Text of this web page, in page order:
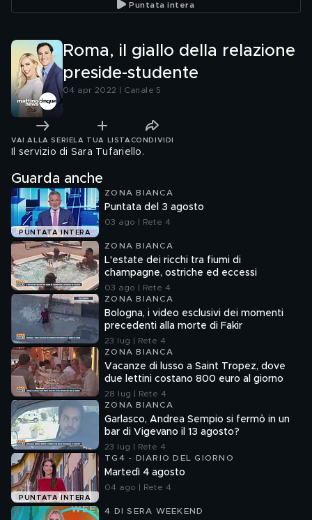
Biloslavo
Puntata intera
Roma, il giallo della relazione
preside-studente
04 apr 2022 | Canale 5
VAI ALLA SERIE LA TUA LISTA CONDIVIDI
Il servizio di Sara Tufariello.
Guarda anche
PUNTATA INTERA
ZONA BIANCA
Puntata del 3 agosto
03 ago | Rete 4
ZONA BIANCA
L'estate dei ricchi tra fiumi di
champagne, ostriche ed eccessi
03 ago | Rete 4
ZONA BIANCA
Bologna, i video esclusivi dei momenti
precedenti alla morte di Fakir
23 lug | Rete 4
ZONA BIANCA
Vacanze di lusso a Saint Tropez, dove
due lettini costano 800 euro al giorno
28 lug | Rete 4
ZONA BIANCA
Garlasco, Andrea Sempio si fermò in un
bar di Vigevano il 13 agosto?
23 lug | Rete 4
PUNTATA INTERA
TG4 - DIARIO DEL GIORNO
Martedì 4 agosto
04 ago | Rete 4
4 DI SERA WEEKEND